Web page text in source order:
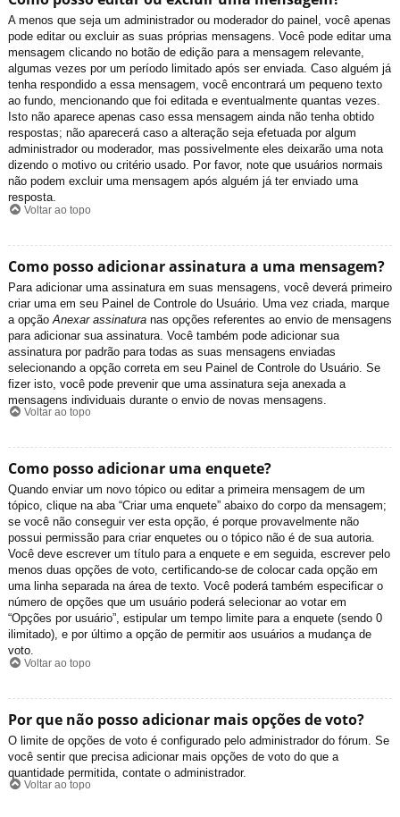
A menos que seja um administrador ou moderador do painel, você apenas
pode editar ou excluir as suas próprias mensagens. Você pode editar uma
mensagem clicando no botão de edição para a mensagem relevante,
algumas vezes por um período limitado após ser enviada. Caso alguém já
tenha respondido a essa mensagem, você encontrará um pequeno texto
ao fundo, mencionando que foi editada e eventualmente quantas vezes.
Isto não aparece apenas caso essa mensagem ainda não tenha obtido
respostas; não aparecerá caso a alteração seja efetuada por algum
administrador ou moderador, mas possivelmente eles deixarão uma nota
dizendo o motivo ou critério usado. Por favor, note que usuários normais
não podem excluir uma mensagem após alguém já ter enviado uma
resposta.
Voltar ao topo
Como posso adicionar assinatura a uma mensagem?
Para adicionar uma assinatura em suas mensagens, você deverá primeiro
criar uma em seu Painel de Controle do Usuário. Uma vez criada, marque
a opção Anexar assinatura nas opções referentes ao envio de mensagens
para adicionar sua assinatura. Você também pode adicionar sua
assinatura por padrão para todas as suas mensagens enviadas
selecionando a opção correta em seu Painel de Controle do Usuário. Se
fizer isto, você pode prevenir que uma assinatura seja anexada a
mensagens individuais durante o envio de novas mensagens.
Voltar ao topo
Como posso adicionar uma enquete?
Quando enviar um novo tópico ou editar a primeira mensagem de um
tópico, clique na aba “Criar uma enquete” abaixo do corpo da mensagem;
se você não conseguir ver esta opção, é porque provavelmente não
possui permissão para criar enquetes ou o tópico não é de sua autoria.
Você deve escrever um título para a enquete e em seguida, escrever pelo
menos duas opções de voto, certificando-se de colocar cada opção em
uma linha separada na área de texto. Você poderá também especificar o
número de opções que um usuário poderá selecionar ao votar em
“Opções por usuário”, estipular um tempo limite para a enquete (sendo 0
ilimitado), e por último a opção de permitir aos usuários a mudança de
voto.
Voltar ao topo
Por que não posso adicionar mais opções de voto?
O limite de opções de voto é configurado pelo administrador do fórum. Se
você sentir que precisa adicionar mais opções de voto do que a
quantidade permitida, contate o administrador.
Voltar ao topo